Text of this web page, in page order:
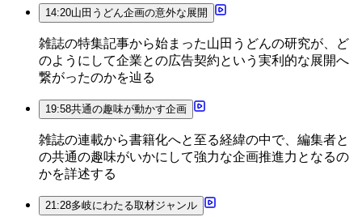
14:20山田うどん企画の意外な展開
雑誌の特集記事から始まった山田うどんの研究が、ど
のようにして企業との広告契約という実利的な展開へ
繋がったのかを辿る
19:58共通の趣味が動かす企画
雑誌の連載から書籍化へと至る経緯の中で、編集者と
の共通の趣味がいかにして強力な企画推進力となるの
かを詳述する
21:28多岐にわたる取材ジャンル